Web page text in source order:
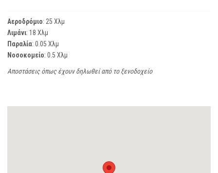
Αεροδρόμιο: 25 Χλμ
Λιμάνι: 18 Χλμ
Παραλία: 0.05 Χλμ
Νοσοκομείο: 0.5 Χλμ
Αποστάσεις όπως έχουν δηλωθεί από το ξενοδοχείο